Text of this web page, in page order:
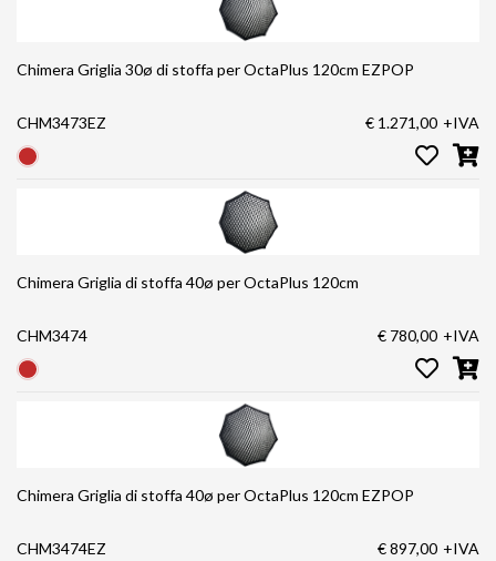
Chimera Griglia 30ø di stoffa per OctaPlus 120cm EZPOP
CHM3473EZ € 1.271,00 +IVA
Chimera Griglia di stoffa 40ø per OctaPlus 120cm
CHM3474 € 780,00 +IVA
Chimera Griglia di stoffa 40ø per OctaPlus 120cm EZPOP
CHM3474EZ € 897,00 +IVA